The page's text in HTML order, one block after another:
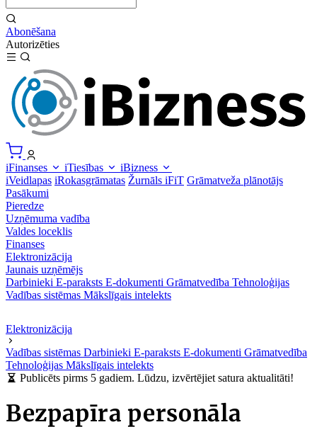
Abonēšana
Autorizēties
iFinanses iTiesības
iBizness
iVeidlapas iRokasgrāmatas Žurnāls iFiT Grāmatveža plānotājs
Pasākumi
Pieredze
Uzņēmuma vadība
Valdes loceklis
Finanses
Elektronizācija
Jaunais uzņēmējs
Darbinieki E-paraksts E-dokumenti Grāmatvedība Tehnoloģijas
Vadības sistēmas Mākslīgais intelekts
Elektronizācija
Vadības sistēmas Darbinieki E-paraksts E-dokumenti Grāmatvedība
Tehnoloģijas Mākslīgais intelekts
Publicēts pirms 5 gadiem. Lūdzu, izvērtējiet satura aktualitāti!
Bezpapīra personāla